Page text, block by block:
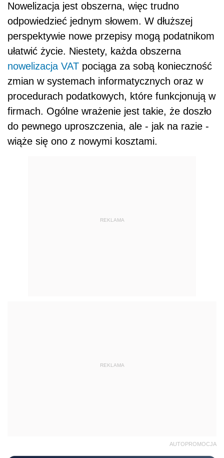
Nowelizacja jest obszerna, więc trudno
odpowiedzieć jednym słowem. W dłuższej
perspektywie nowe przepisy mogą podatnikom
ułatwić życie. Niestety, każda obszerna
nowelizacja VAT pociąga za sobą konieczność
zmian w systemach informatycznych oraz w
procedurach podatkowych, które funkcjonują w
firmach. Ogólne wrażenie jest takie, że doszło
do pewnego uproszczenia, ale - jak na razie -
wiąże się ono z nowymi kosztami.
REKLAMA
REKLAMA
AUTOPROMOCJA